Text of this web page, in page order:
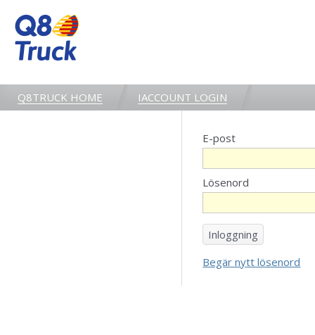
Q8TRUCK HOME IACCOUNT LOGIN
E-post
Lösenord
Begär nytt lösenord